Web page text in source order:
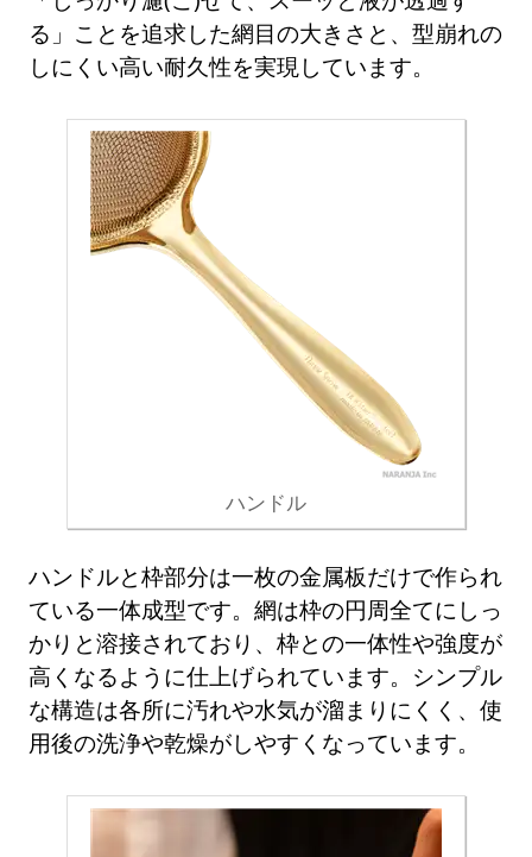
る」ことを追求した網目の大きさと、型崩れの
しにくい高い耐久性を実現しています。
ハンドル
ハンドルと枠部分は一枚の金属板だけで作られ
ている一体成型です。網は枠の円周全てにしっ
かりと溶接されており、枠との一体性や強度が
高くなるように仕上げられています。シンプル
な構造は各所に汚れや水気が溜まりにくく、使
用後の洗浄や乾燥がしやすくなっています。